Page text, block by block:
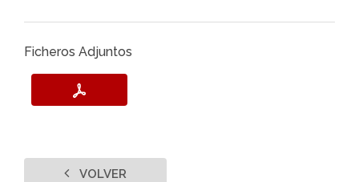
Ficheros Adjuntos
VOLVER